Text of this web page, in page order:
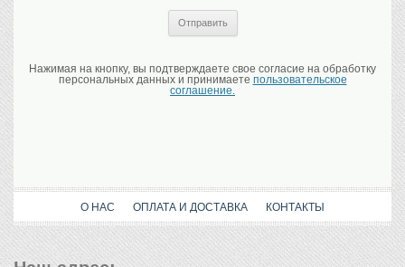
Нажимая на кнопку, вы подтверждаете свое согласие на обработку
персональных данных и принимаете пользовательское
соглашение.
О НАС ОПЛАТА И ДОСТАВКА КОНТАКТЫ